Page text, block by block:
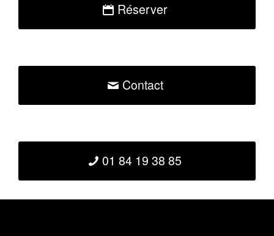
Réserver
Contact
01 84 19 38 85